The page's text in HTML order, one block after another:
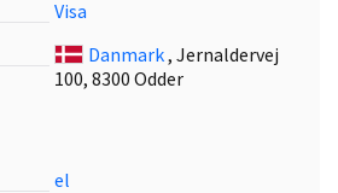
Visa
Danmark, Jernaldervej
100, 8300 Odder
el